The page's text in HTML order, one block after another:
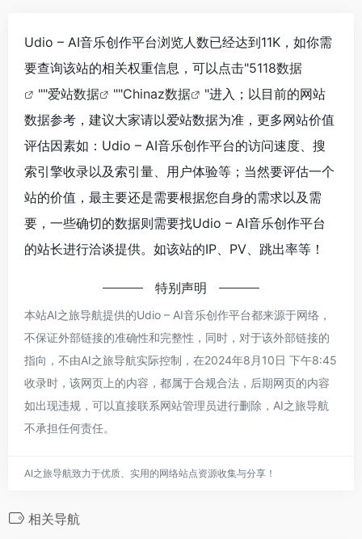
Udio – AI音乐创作平台浏览人数已经达到11K，如你需
要查询该站的相关权重信息，可以点击"5118数据
""爱站数据 ""Chinaz数据
"进入；以目前的网站
数据参考，建议大家请以爱站数据为准，更多网站价值
评估因素如：Udio – AI音乐创作平台的访问速度、搜
索引擎收录以及索引量、用户体验等；当然要评估一个
站的价值，最主要还是需要根据您自身的需求以及需
要，一些确切的数据则需要找Udio – AI音乐创作平台
的站长进行洽谈提供。如该站的IP、PV、跳出率等！
特别声明
本站AI之旅导航提供的Udio – AI音乐创作平台都来源于网络，
不保证外部链接的准确性和完整性，同时，对于该外部链接的
指向，不由AI之旅导航实际控制，在2024年8月10日 下午8:45
收录时，该网页上的内容，都属于合规合法，后期网页的内容
如出现违规，可以直接联系网站管理员进行删除，AI之旅导航
不承担任何责任。
AI之旅导航致力于优质、实用的网络站点资源收集与分享！
相关导航